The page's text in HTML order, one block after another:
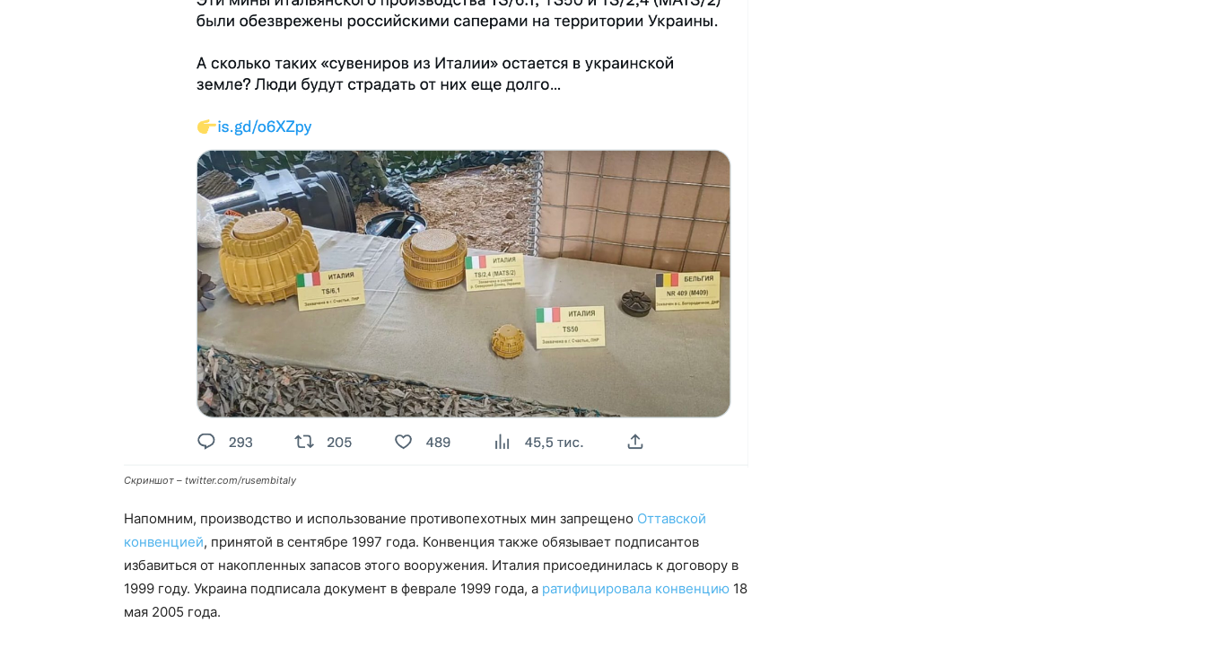
Скриншот – twitter.com/rusembitaly
Напомним, производство и использование противопехотных мин запрещено Оттавской
конвенцией, принятой в сентябре 1997 года. Конвенция также обязывает подписантов
избавиться от накопленных запасов этого вооружения. Италия присоединилась к договору в
1999 году. Украина подписала документ в феврале 1999 года, а ратифицировала конвенцию 18
мая 2005 года.